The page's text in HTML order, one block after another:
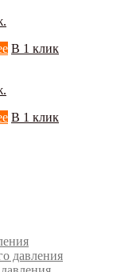
В 1 клик
В 1 клик
давления